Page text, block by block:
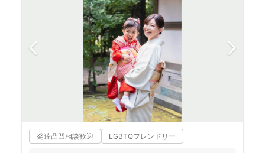
発達凸凹相談歓迎 LGBTQフレンドリー